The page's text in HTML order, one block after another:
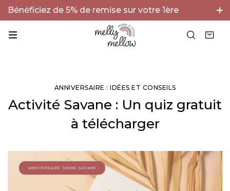
Bénéficiez de 5% de remise sur votre 1ère
commande avec le code BIENVENUE5 !
ANNIVERSAIRE : IDÉES ET CONSEILS
Activité Savane : Un quiz gratuit
à télécharger